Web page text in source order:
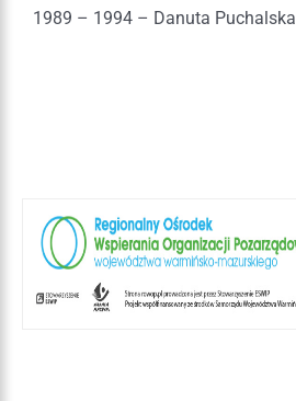
1989 – 1994 – Danuta Puchalska